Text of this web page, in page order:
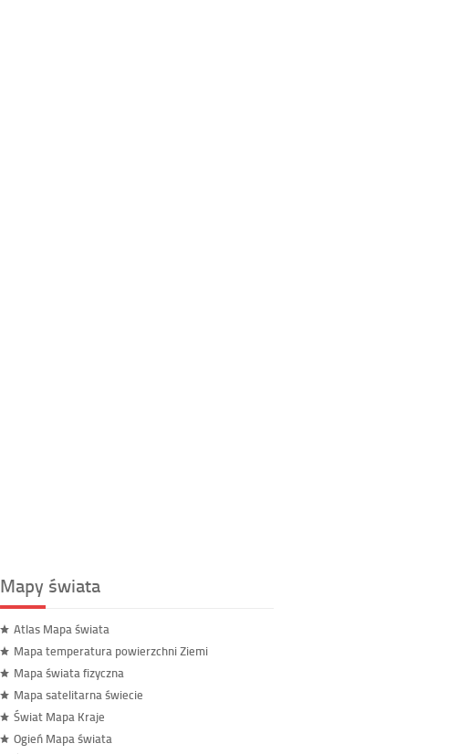
Mapy świata
Atlas Mapa świata
Mapa temperatura powierzchni Ziemi
Mapa świata fizyczna
Mapa satelitarna świecie
Świat Mapa Kraje
Ogień Mapa świata